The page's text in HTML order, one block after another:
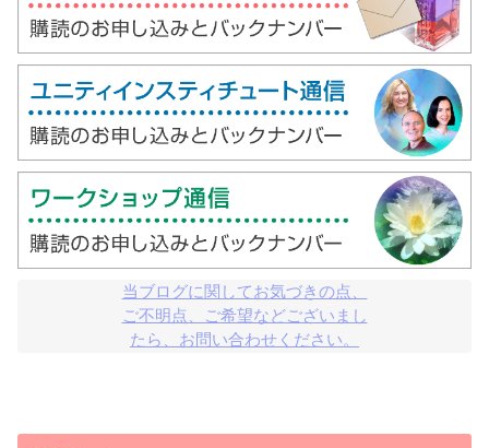
当ブログに関してお気づきの点、
ご不明点、ご希望などございまし
たら、お問い合わせください。